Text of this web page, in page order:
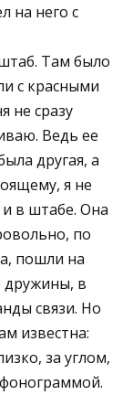
на него с
Там было
с красными
не сразу
Ведь ее
другая, а
я не
и в штабе. Она
по
пошли на
дружины, в
связи. Но
известна:
за углом,